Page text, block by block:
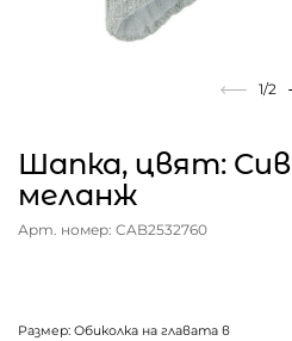
1/2
Шапка, цвят: Сив
меланж
Арт. номер: CAB2532760
Размер: Обиколка на главата в